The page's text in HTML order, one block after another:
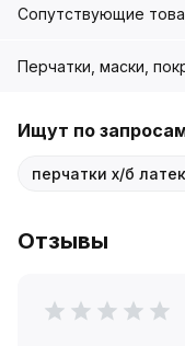
Сопутствующие
Перчатки, маски,
Ищут по
перчатки х/б
Отзывы